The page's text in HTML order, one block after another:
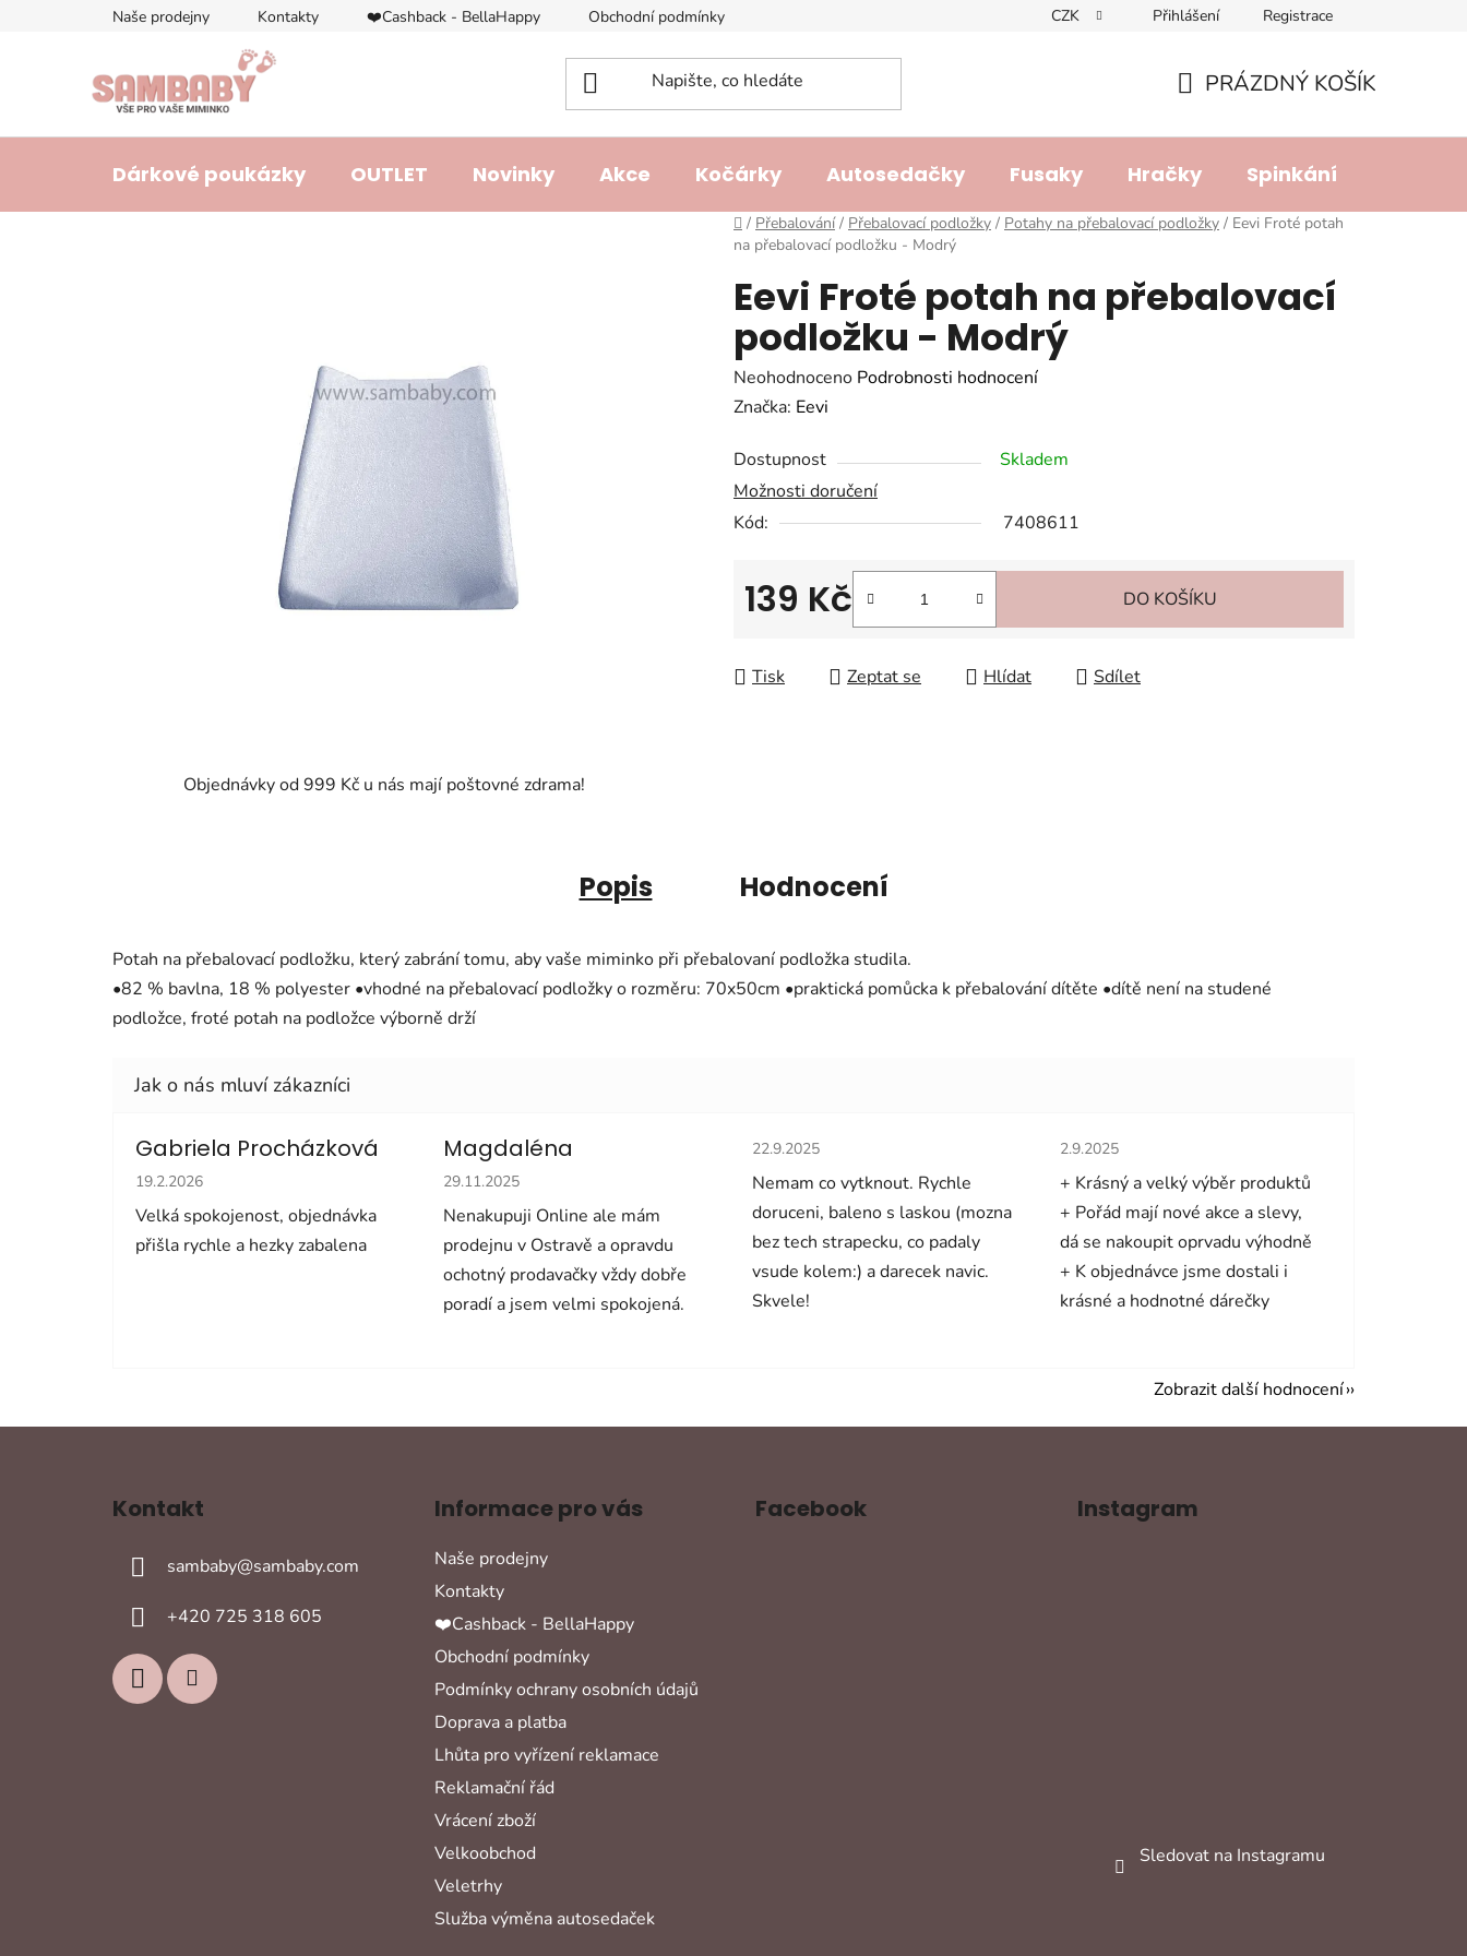
Naše prodejny Kontakty ❤️Cashback - BellaHappy Obchodní podmínky Doprava a platba Lhůta pro vyřízení reklamace
CZK Přihlášení Registrace
KOŠÍK
PRÁZDNÝ KOŠÍK
Dárkové poukázky OUTLET Novinky Akce Kočárky Autosedačky Fusaky Hračky Spinkání
Domů
/ Přebalování / Přebalovací podložky / Potahy na přebalovací podložky / Eevi Froté potah
na přebalovací podložku - Modrý
Eevi Froté potah na přebalovací
podložku - Modrý
Průměrné
hodnocení
je
0,0
z
hvězdiček.
Neohodnoceno Podrobnosti hodnocení
Značka: Eevi
Dostupnost
Skladem
Možnosti doručení
Kód:
7408611
139 Kč DO KOŠÍKU
Tisk Zeptat se Hlídat Sdílet
Objednávky od 999 Kč u nás mají poštovné zdrama!
Popis Hodnocení
Potah na přebalovací podložku, který zabrání tomu, aby vaše miminko při přebalovaní podložka studila.
•82 % bavlna, 18 % polyester •vhodné na přebalovací podložky o rozměru: 70x50cm •praktická pomůcka k přebalování dítěte •dítě není na studené
podložce, froté potah na podložce výborně drží
Gabriela Procházková
Hodnocení obchodu je 5 z 5 hvězdiček.
19.2.2026
Velká spokojenost, objednávka
přišla rychle a hezky zabalena
Magdaléna
Hodnocení obchodu je 5 z 5 hvězdiček.
29.11.2025
Nenakupuji Online ale mám
prodejnu v Ostravě a opravdu
ochotný prodavačky vždy dobře
poradí a jsem velmi spokojená.
Hodnocení obchodu je 5 z 5 hvězdiček.
22.9.2025
Nemam co vytknout. Rychle
doruceni, baleno s laskou (mozna
bez tech strapecku, co padaly
vsude kolem:) a darecek navic.
Skvele!
Hodnocení obchodu je 5 z 5 hvězdiček.
2.9.2025
+ Krásný a velký výběr produktů
+ Pořád mají nové akce a slevy,
dá se nakoupit oprvadu výhodně
+ K objednávce jsme dostali i
krásné a hodnotné dárečky
Zobrazit další hodnocení
Kontakt
sambaby@sambaby.com
+420 725 318 605
Informace pro vás
Naše prodejny
Kontakty
❤️Cashback - BellaHappy
Obchodní podmínky
Podmínky ochrany osobních údajů
Doprava a platba
Lhůta pro vyřízení reklamace
Reklamační řád
Vrácení zboží
Velkoobchod
Veletrhy
Služba výměna autosedaček
Facebook Instagram
Sledovat na Instagramu